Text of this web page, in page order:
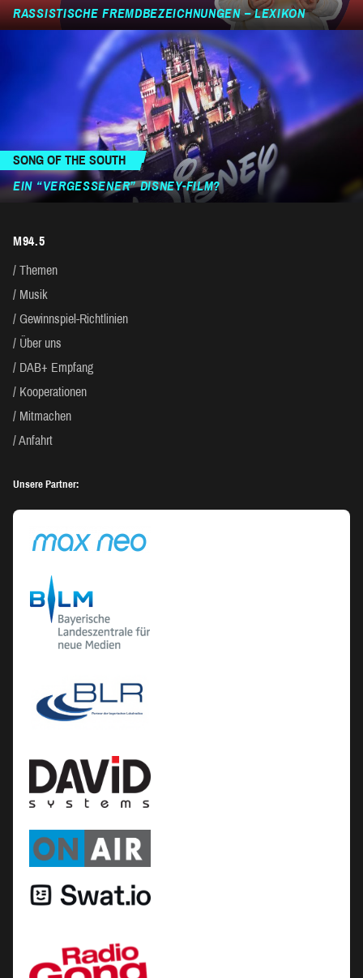
RASSISTISCHE FREMDBEZEICHNUNGEN – LEXIKON
SONG OF THE SOUTH
EIN “VERGESSENER” DISNEY-FILM?
M94.5
Themen
Musik
Gewinnspiel-Richtlinien
Über uns
DAB+ Empfang
Kooperationen
Mitmachen
Anfahrt
Unsere Partner: